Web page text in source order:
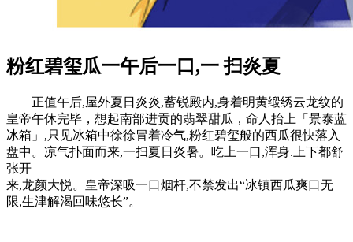
粉红碧玺瓜一午后一口,一 扫炎夏
正值午后,屋外夏日炎炎,蓄锐殿内,身着明黄缎绣云龙纹的
皇帝午休完毕，想起南部进贡的翡翠甜瓜，命人抬上「景泰蓝
冰箱」,只见冰箱中徐徐冒着冷气,粉红碧玺般的西瓜很快落入
盘中。凉气扑面而来,一扫夏日炎暑。吃上一口,浑身.上下都舒
张开
来,龙颜大悦。皇帝深吸一口烟杆,不禁发出“冰镇西瓜爽口无
限,生津解渴回味悠长”。